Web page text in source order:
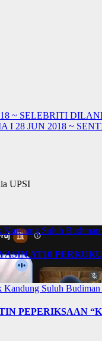
~ SELEBRITI
I 28 JUN 2018 ~
UPSI
Kandung Suluh Budiman
AT10
Kandung Suluh Budiman
PEPERIKSAAN